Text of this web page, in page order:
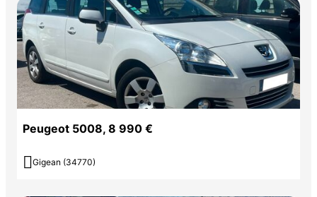
Peugeot 5008, 8 990 €
 Gigean (34770)